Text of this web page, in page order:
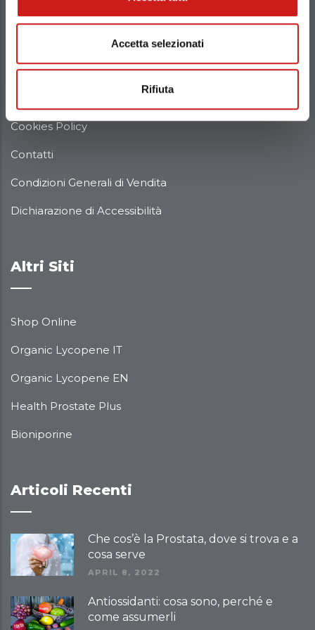
Accetta selezionati
Rifiuta
Politica della Qualità
Cookies Policy
Contatti
Condizioni Generali di Vendita
Dichiarazione di Accessibilità
Altri Siti
Shop Online
Organic Lycopene IT
Organic Lycopene EN
Health Prostate Plus
Bioniporine
Articoli Recenti
Che cos’è la Prostata, dove si trova e a
cosa serve
APRIL 8, 2022
Antiossidanti: cosa sono, perché e
come assumerli